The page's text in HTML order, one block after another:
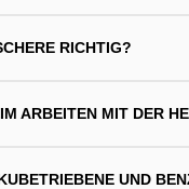
RICHTIG?
ARBEITEN MIT DER
UND